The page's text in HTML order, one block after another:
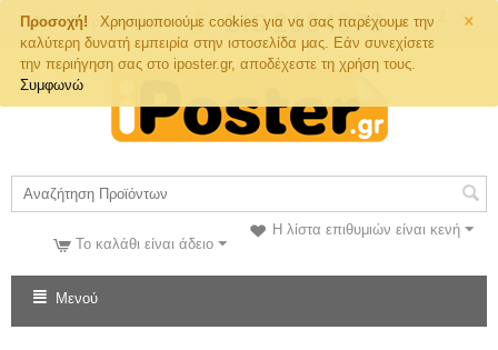
×
Προσοχή!
Χρησιμοποιούμε cookies για να σας παρέχουμε την
καλύτερη δυνατή εμπειρία στην ιστοσελίδα μας. Εάν συνεχίσετε
την περιήγηση σας στο iposter.gr, αποδέχεστε τη χρήση τους.
Συμφωνώ
Τηλ. Παραγγελιών
Η λίστα επιθυμιών είναι κενή
Το καλάθι είναι άδειο
Μενού